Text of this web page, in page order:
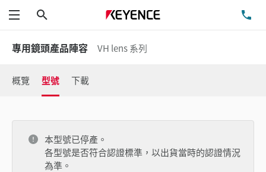
功能表
專用鏡頭產品陣容 VH lens 系列
概覽 型號 下載
本型號已停產。
各型號是否符合認證標準，以出貨當時的認證情況
為準。